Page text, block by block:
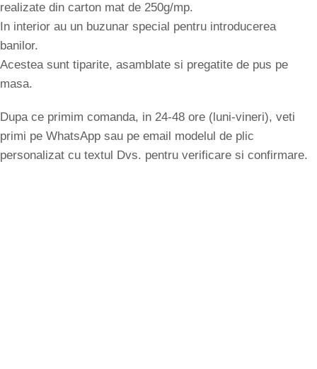
realizate din carton mat de 250g/mp.
In interior au un buzunar special pentru introducerea
banilor.
Acestea sunt tiparite, asamblate si pregatite de pus pe
masa.
Dupa ce primim comanda, in 24-48 ore (luni-vineri), veti
primi pe WhatsApp sau pe email modelul de plic
personalizat cu textul Dvs. pentru verificare si confirmare.